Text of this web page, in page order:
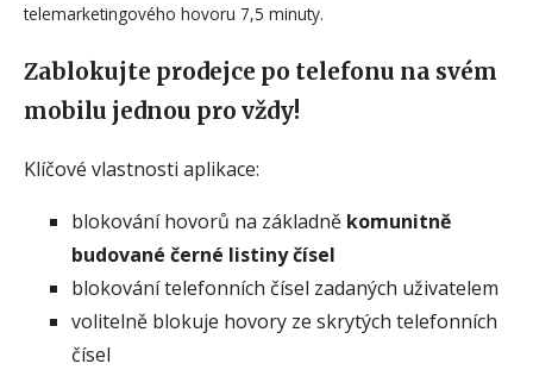
telemarketingového hovoru 7,5 minuty.
Zablokujte prodejce po telefonu na svém
mobilu jednou pro vždy!
Klíčové vlastnosti aplikace:
blokování hovorů na základně komunitně
budované černé listiny čísel
blokování telefonních čísel zadaných uživatelem
volitelně blokuje hovory ze skrytých telefonních
čísel